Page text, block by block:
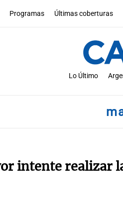
Programas Últimas coberturas
Lo Último
intente realizar